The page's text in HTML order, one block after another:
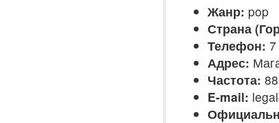
Жанр: pop
Страна
Телефон:
Адрес:
Частота:
E-mail: